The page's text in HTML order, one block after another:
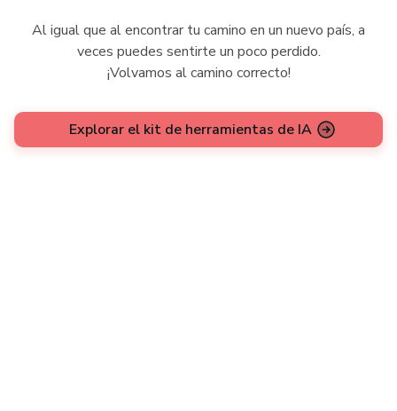
Al igual que al encontrar tu camino en un nuevo país, a
veces puedes sentirte un poco perdido.
¡Volvamos al camino correcto!
Explorar el kit de herramientas de IA